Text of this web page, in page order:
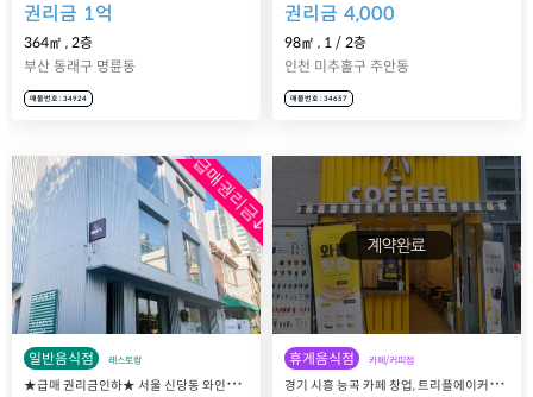
권리금 1억
364㎡ , 2층
부산 동래구 명륜동
매물번호 : 34924
권리금 4,000
98㎡ , 1 / 2층
인천 미추홀구 주안동
매물번호 : 34657
급매권리금↓
일반음식점 레스토랑
★
급매 권리금인하★ 서울 신당동 와인바 레스토랑 창업, 20년 경력 쉐프 요리 맛집 해리스 매장 매매 양도양수
휴게음식점 카페/커피점
경
기 시흥 능곡 카페 창업, 트리플에이커피 능곡점 매장 매매 양도양수